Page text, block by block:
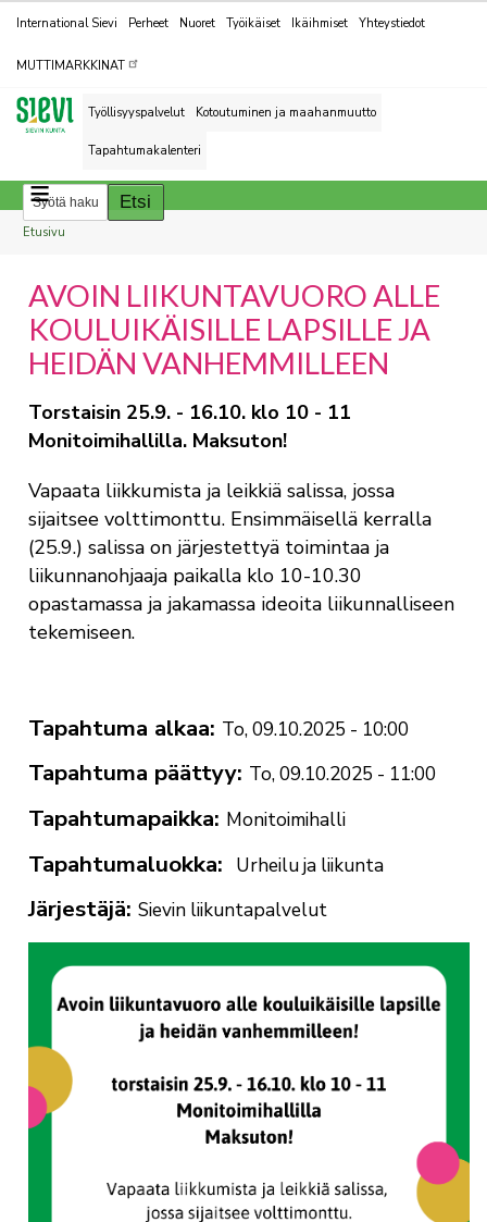
Kohderyhmät
International Sievi Perheet Nuoret Työikäiset Ikäihmiset Yhteystiedot
MUTTIMARKKINAT
Työllisyyspalvelut Kotoutuminen ja maahanmuutto
Tapahtumakalenteri
Breadcrumbs
You
here:
Etusivu
AVOIN LIIKUNTAVUORO ALLE
KOULUIKÄISILLE LAPSILLE JA
HEIDÄN VANHEMMILLEEN
Torstaisin 25.9. - 16.10. klo 10 - 11
Monitoimihallilla. Maksuton!
Vapaata liikkumista ja leikkiä salissa, jossa
sijaitsee volttimonttu. Ensimmäisellä kerralla
(25.9.) salissa on järjestettyä toimintaa ja
liikunnanohjaaja paikalla klo 10-10.30
opastamassa ja jakamassa ideoita liikunnalliseen
tekemiseen.
Tapahtuma alkaa To, 09.10.2025 - 10:00
Tapahtuma päättyy To, 09.10.2025 - 11:00
Tapahtumapaikka Monitoimihalli
Tapahtumaluokka Urheilu ja liikunta
Järjestäjä Sievin liikuntapalvelut